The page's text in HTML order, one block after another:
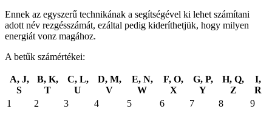
Ennek az egyszerű technikának a segítségével ki lehet számítani
adott név rezgésszámát, ezáltal pedig kideríthetjük, hogy milyen
energiát vonz magához.
A betűk számértékei:
A, J,
S
B, K,
T
C, L,
U
D, M,
V
E, N,
W
F, O,
X
G, P,
Y
H, Q,
Z
I,
R
1
2 3 4 5 6 7 8 9